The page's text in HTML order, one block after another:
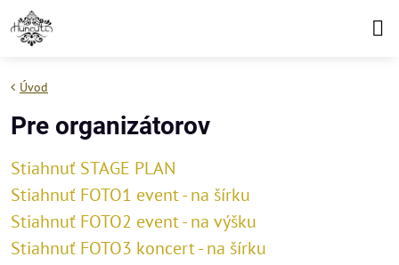
Úvod
Pre organizátorov
Stiahnuť STAGE PLAN
Stiahnuť FOTO1 event - na šírku
Stiahnuť FOTO2 event - na výšku
Stiahnuť FOTO3 koncert - na šírku